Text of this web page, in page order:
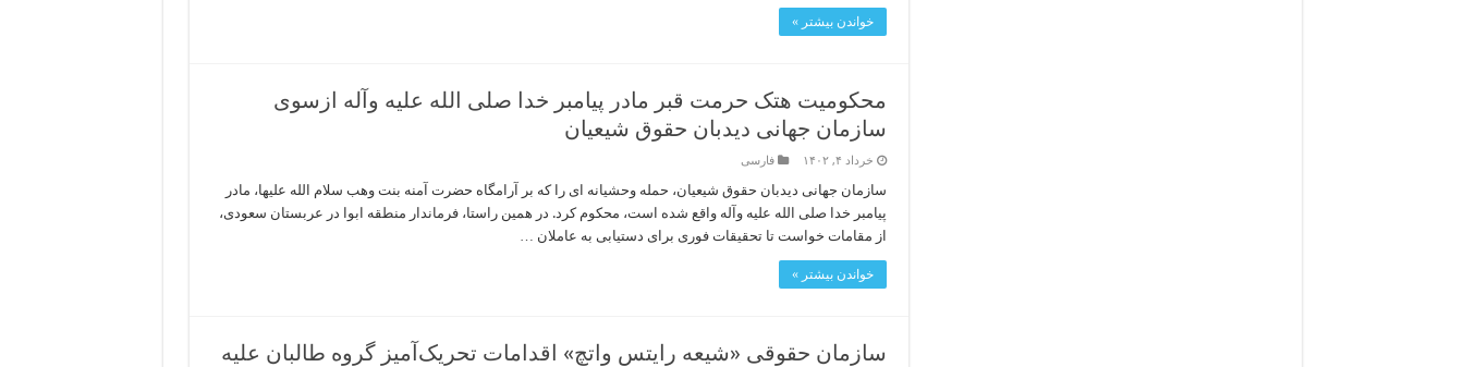
خواندن بیشتر »
محکومیت هتک حرمت قبر مادر پیامبر خدا صلی الله علیه وآله ازسوی
سازمان جهانی دیدبان حقوق شیعیان
خرداد ۴, ۱۴۰۲ فارسی
سازمان جهانی دیدبان حقوق شیعیان، حمله وحشیانه ای را که بر آرامگاه حضرت آمنه بنت وهب سلام الله علیها، مادر
پیامبر خدا صلی الله علیه وآله واقع شده است، محکوم کرد. در همین راستا، فرماندار منطقه ابوا در عربستان سعودی،
از مقامات خواست تا تحقیقات فوری برای دستیابی به عاملان …
خواندن بیشتر »
سازمان حقوقى «شیعه رایتس واتچ» اقدامات تحریک‌آمیز گروه طالبان علیه